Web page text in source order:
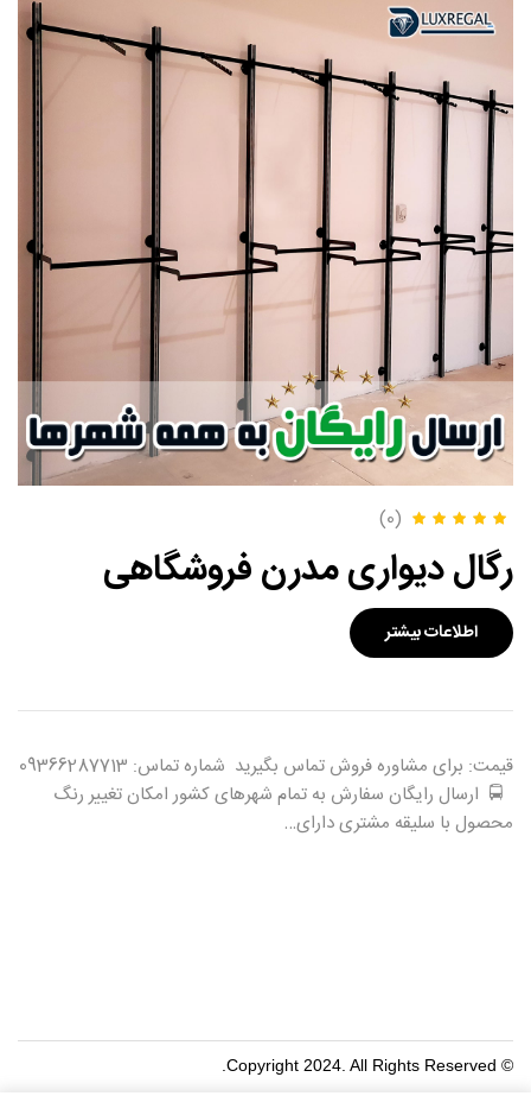
(0)
رگال دیواری مدرن فروشگاهی
اطلاعات بیشتر
قیمت: برای مشاوره فروش تماس بگیرید شماره تماس: 09366287713
🚍 ارسال رایگان سفارش به تمام شهرهای کشور امکان تغییر رنگ
محصول با سلیقه مشتری دارای…
© Copyright 2024. All Rights Reserved.